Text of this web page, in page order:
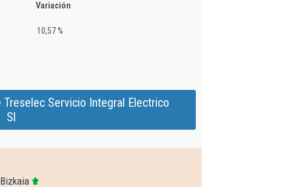
Variación
10,57 %
Servicio Integral Electrico
Sl